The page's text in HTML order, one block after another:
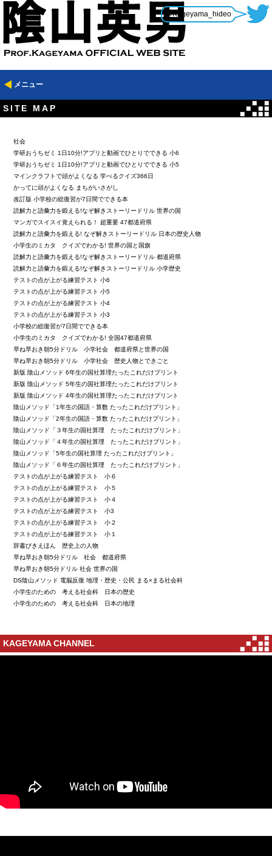
@Kageyama_hideo
メニュー
SITE MAP
社会
学研おうちゼミ 1日10分!アプリと動画でひとりでできる 小6
学研おうちゼミ 1日10分!アプリと動画でひとりでできる 小5
マインクラフトで頭がよくなる 学べるクイズ366日
かってに頭がよくなる まちがいさがし
改訂版 小学校の総復習が7日間でできる本
読解力と語彙力を鍛える!なぞ解きストーリードリル 世界の国
マンガでスイスイ覚えられる！ 超重要 47都道府県
読解力と語彙力を鍛える! なぞ解きストーリードリル 日本の歴史人物
小学生のミカタ クイズでわかる! 世界の国と国旗
読解力と語彙力を鍛える!なぞ解きストーリードリル 都道府県
読解力と語彙力を鍛える!なぞ解きストーリードリル 小学歴史
テストの点が上がる練習テスト 小6
テストの点が上がる練習テスト 小5
テストの点が上がる練習テスト 小4
テストの点が上がる練習テスト 小3
小学校の総復習が7日間でできる本
小学生のミカタ クイズでわかる! 全国47都道府県
早ね早おき朝5分ドリル 小学社会 都道府県と世界の国
早ね早おき朝5分ドリル 小学社会 歴史人物とできごと
新版 陰山メソッド 6年生の国社算理たったこれだけプリント
新版 陰山メソッド 5年生の国社算理たったこれだけプリント
新版 陰山メソッド 4年生の国社算理たったこれだけプリント
陰山メソッド「1年生の国語・算数 たったこれだけプリント」
陰山メソッド「2年生の国語・算数 たったこれだけプリント」
陰山メソッド「３年生の国社算理 たったこれだけプリント」
陰山メソッド「４年生の国社算理 たったこれだけプリント」
陰山メソッド「5年生の国社算理 たったこれだけプリント」
陰山メソッド「６年生の国社算理 たったこれだけプリント」
テストの点が上がる練習テスト 小６
テストの点が上がる練習テスト 小５
テストの点が上がる練習テスト 小４
テストの点が上がる練習テスト 小3
テストの点が上がる練習テスト 小２
テストの点が上がる練習テスト 小１
辞書びきえほん 歴史上の人物
早ね早おき朝5分ドリル 社会 都道府県
早ね早おき朝5分ドリル 社会 世界の国
DS陰山メソッド 電脳反復 地理・歴史・公民 まる×まる社会科
小学生のための 考える社会科 日本の歴史
小学生のための 考える社会科 日本の地理
KAGEYAMA CHANNEL